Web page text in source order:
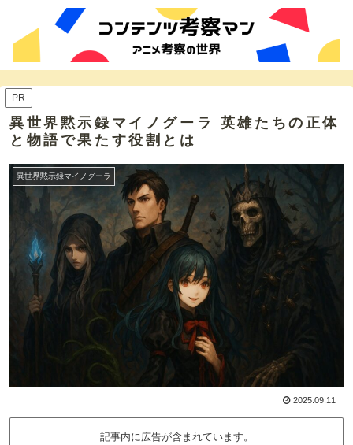
PR
異世界黙示録マイノグーラ 英雄たちの正体
と物語で果たす役割とは
異世界黙示録マイノグーラ
2025.09.11
記事内に広告が含まれています。